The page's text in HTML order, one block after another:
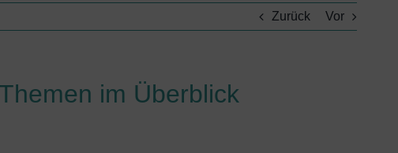
Zurück Vor
im Überblick